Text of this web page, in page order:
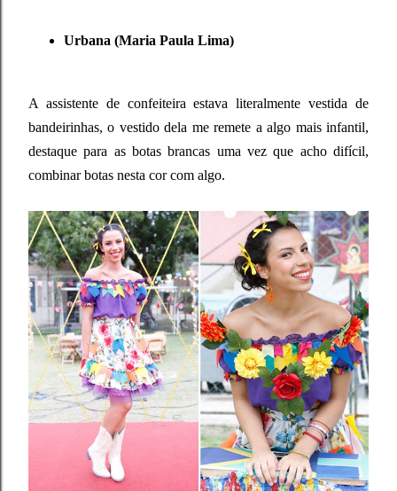
Urbana (Maria Paula Lima)
A assistente de confeiteira estava literalmente vestida de
bandeirinhas, o vestido dela me remete a algo mais infantil,
destaque para as botas brancas uma vez que acho difícil,
combinar botas nesta cor com algo.